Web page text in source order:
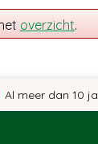
overzicht.
meer dan 10